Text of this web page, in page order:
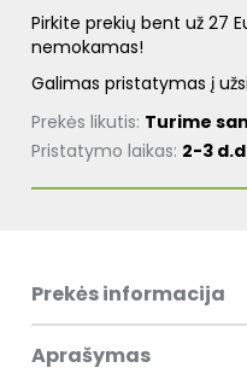
Pirkite prekių bent už 27
nemokamas!
Galimas pristatymas į
Prekės likutis: Turime
Pristatymo laikas: 2-3
Prekės informacija
Aprašymas